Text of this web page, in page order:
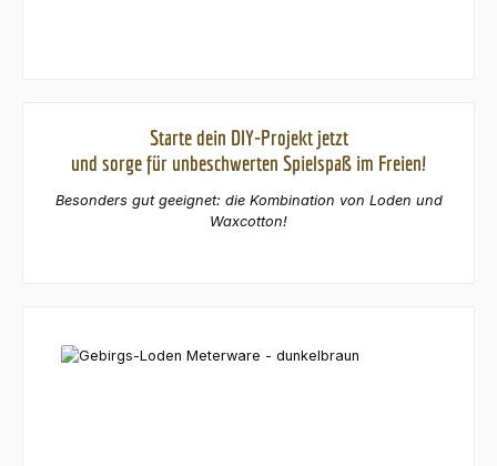
Starte dein DIY-Projekt jetzt
und sorge für unbeschwerten Spielspaß im Freien!
Besonders gut geeignet: die Kombination von Loden und
Waxcotton!